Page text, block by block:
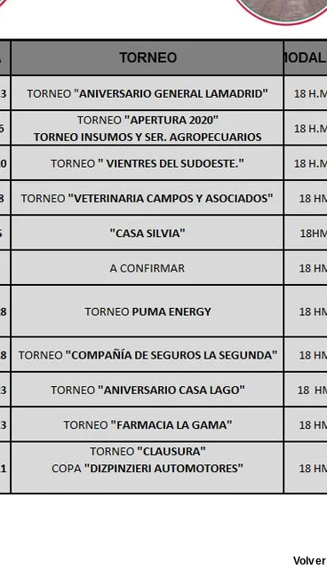
Volver